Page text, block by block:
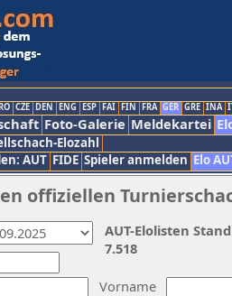
CZE DEN ENG ESP FAI FIN FRA GER GRE INA
Foto-Galerie Meldekartei
Elozahl
AUT FIDE Spieler anmelden Elo
offiziellen
Vorname
AUT-Elolisten
7.518